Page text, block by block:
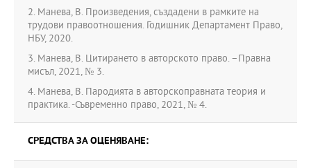
2. Манева, В. Произведения, създадени в рамките на
трудови правоотношения. Годишник Департамент Право,
НБУ, 2020.
3. Манева, В. Цитирането в авторското право. –Правна
мисъл, 2021, № 3.
4. Манева, В. Пародията в авторскоправната теория и
практика. -Съвременно право, 2021, № 4.
СРЕДСТВА ЗА ОЦЕНЯВАНЕ: